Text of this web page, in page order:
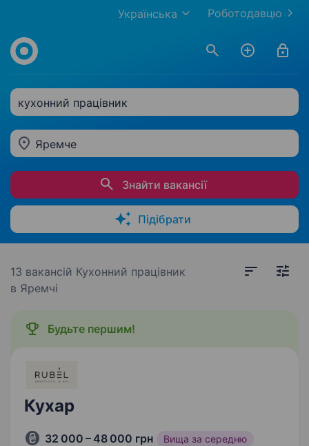
Роботодавцю
Українська
кухонний працівник
Яремче
Знайти вакансії
Підібрати
13 вакансій Кухонний працівник
в Яремчі
Будьте першим!
Кухар
32 000 – 48 000 грн Вища за середню